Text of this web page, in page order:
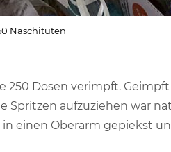
Naschitüten
250 Dosen verimpft.
Spritzen aufzuziehen war
in einen Oberarm gepiekst